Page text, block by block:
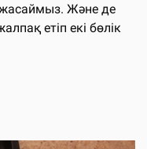
жасаймыз. Және де
етіп екі бөлік